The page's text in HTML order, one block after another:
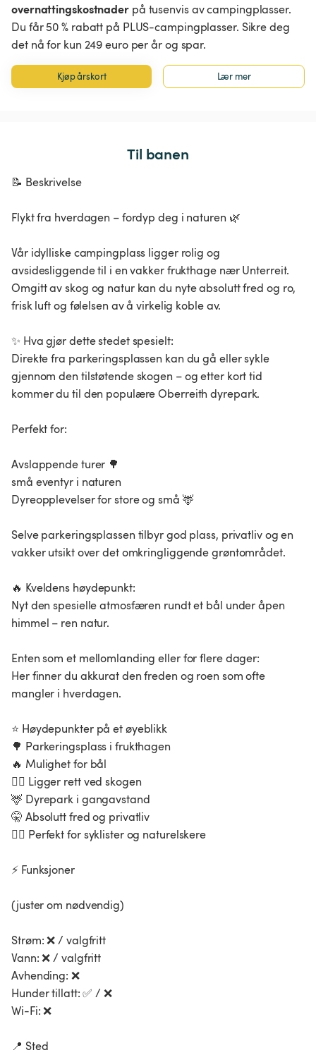
overnattingskostnaderpå tusenvis av campingplasser.
Du får 50 % rabatt på PLUS-campingplasser. Sikre deg
det nå for kun 249 euro per år og spar.
Kjøp årskort Lær mer
Til banen
📝 Beskrivelse
Flykt fra hverdagen – fordyp deg i naturen 🌿
Vår idylliske campingplass ligger rolig og
avsidesliggende til i en vakker frukthage nær Unterreit.
Omgitt av skog og natur kan du nyte absolutt fred og ro,
frisk luft og følelsen av å virkelig koble av.
✨ Hva gjør dette stedet spesielt:
Direkte fra parkeringsplassen kan du gå eller sykle
gjennom den tilstøtende skogen – og etter kort tid
kommer du til den populære Oberreith dyrepark.
Perfekt for:
Avslappende turer 🌳
små eventyr i naturen
Dyreopplevelser for store og små 🦌
Selve parkeringsplassen tilbyr god plass, privatliv og en
vakker utsikt over det omkringliggende grøntområdet.
🔥 Kveldens høydepunkt:
Nyt den spesielle atmosfæren rundt et bål under åpen
himmel – ren natur.
Enten som et mellomlanding eller for flere dager:
Her finner du akkurat den freden og roen som ofte
mangler i hverdagen.
⭐ Høydepunkter på et øyeblikk
🌳 Parkeringsplass i frukthagen
🔥 Mulighet for bål
🚶‍♂️ Ligger rett ved skogen
🦌 Dyrepark i gangavstand
🤫 Absolutt fred og privatliv
🚴‍♂️ Perfekt for syklister og naturelskere
⚡ Funksjoner
(juster om nødvendig)
Strøm: ❌ / valgfritt
Vann: ❌ / valgfritt
Avhending: ❌
Hunder tillatt: ✅ / ❌
Wi-Fi: ❌
📍 Sted